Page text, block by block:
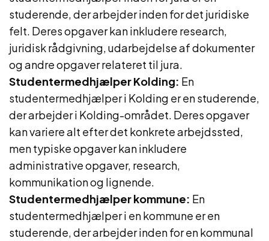
studerende, der arbejder inden for det juridiske
felt. Deres opgaver kan inkludere research,
juridisk rådgivning, udarbejdelse af dokumenter
og andre opgaver relateret til jura.
Studentermedhjælper Kolding: En
studentermedhjælper i Kolding er en studerende,
der arbejder i Kolding-området. Deres opgaver
kan variere alt efter det konkrete arbejdssted,
men typiske opgaver kan inkludere
administrative opgaver, research,
kommunikation og lignende.
Studentermedhjælper kommune: En
studentermedhjælper i en kommune er en
studerende, der arbejder inden for en kommunal